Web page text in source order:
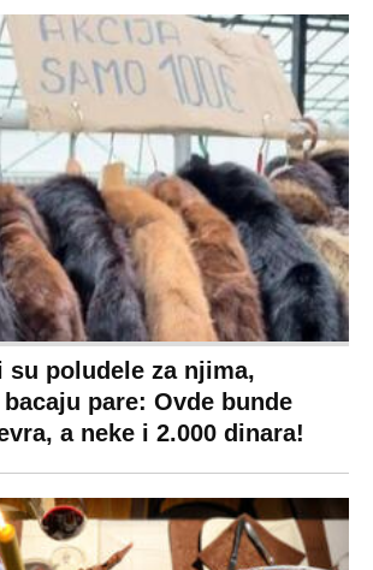
su poludele za njima,
pare: Ovde bunde
a neke i 2.000 dinara!